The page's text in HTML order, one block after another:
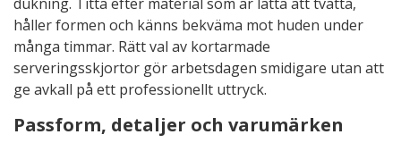
håller formen och känns bekväma mot huden under
många timmar. Rätt val av kortarmade
serveringsskjortor gör arbetsdagen smidigare utan att
ge avkall på ett professionellt uttryck.
Passform, detaljer och varumärken